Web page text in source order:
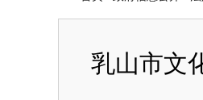
乳山市文